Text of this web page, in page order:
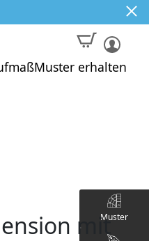
Muster erhalten
mitMuster